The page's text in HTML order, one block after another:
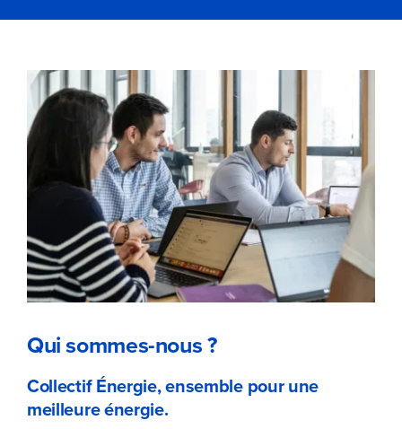
Qui sommes-nous ?
Collectif Énergie, ensemble pour une
meilleure énergie.